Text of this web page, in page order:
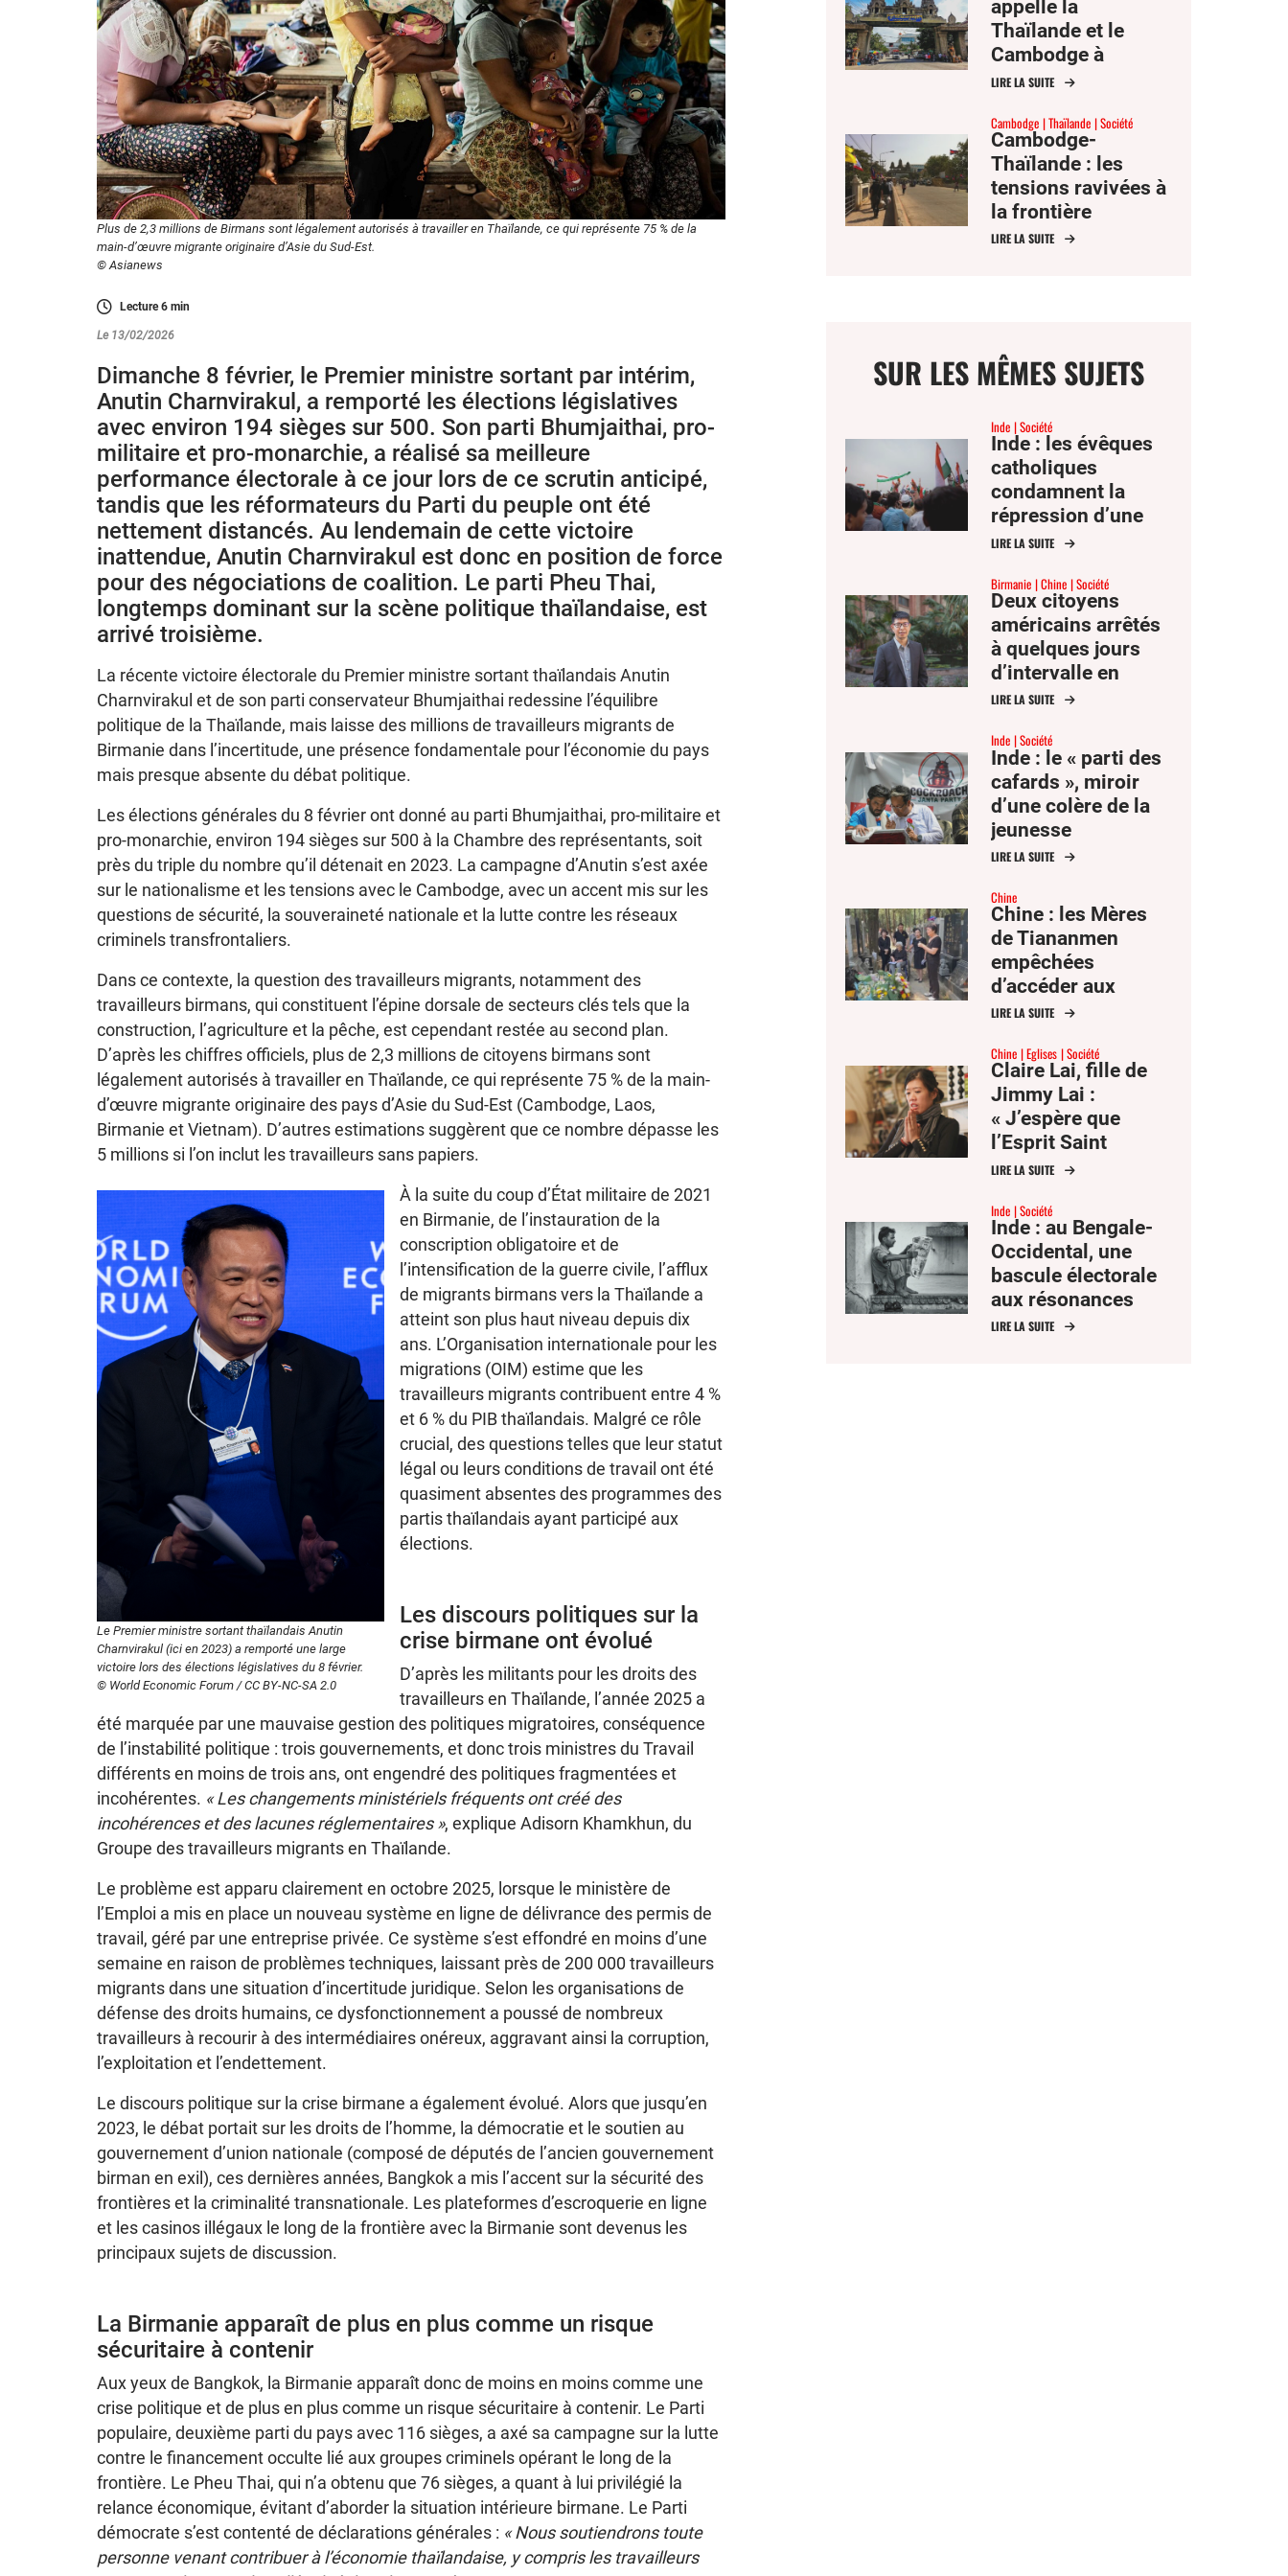
Plus de 2,3 millions de Birmans sont légalement autorisés à travailler en Thaïlande, ce qui représente 75 % de la
main-d’œuvre migrante originaire d’Asie du Sud-Est.
© Asianews
Lecture6min
Le 13/02/2026
Dimanche 8 février, le Premier ministre sortant par intérim,
Anutin Charnvirakul, a remporté les élections législatives
avec environ 194 sièges sur 500. Son parti Bhumjaithai, pro-
militaire et pro-monarchie, a réalisé sa meilleure
performance électorale à ce jour lors de ce scrutin anticipé,
tandis que les réformateurs du Parti du peuple ont été
nettement distancés. Au lendemain de cette victoire
inattendue, Anutin Charnvirakul est donc en position de force
pour des négociations de coalition. Le parti Pheu Thai,
longtemps dominant sur la scène politique thaïlandaise, est
arrivé troisième.
La récente victoire électorale du Premier ministre sortant thaïlandais Anutin
Charnvirakul et de son parti conservateur Bhumjaithai redessine l’équilibre
politique de la Thaïlande, mais laisse des millions de travailleurs migrants de
Birmanie dans l’incertitude, une présence fondamentale pour l’économie du pays
mais presque absente du débat politique.
Les élections générales du 8 février ont donné au parti Bhumjaithai, pro-militaire et
pro-monarchie, environ 194 sièges sur 500 à la Chambre des représentants, soit
près du triple du nombre qu’il détenait en 2023. La campagne d’Anutin s’est axée
sur le nationalisme et les tensions avec le Cambodge, avec un accent mis sur les
questions de sécurité, la souveraineté nationale et la lutte contre les réseaux
criminels transfrontaliers.
Dans ce contexte, la question des travailleurs migrants, notamment des
travailleurs birmans, qui constituent l’épine dorsale de secteurs clés tels que la
construction, l’agriculture et la pêche, est cependant restée au second plan.
D’après les chiffres officiels, plus de 2,3 millions de citoyens birmans sont
légalement autorisés à travailler en Thaïlande, ce qui représente 75 % de la main-
d’œuvre migrante originaire des pays d’Asie du Sud-Est (Cambodge, Laos,
Birmanie et Vietnam). D’autres estimations suggèrent que ce nombre dépasse les
5 millions si l’on inclut les travailleurs sans papiers.
Le Premier ministre sortant thaïlandais Anutin
Charnvirakul (ici en 2023) a remporté une large
victoire lors des élections législatives du 8 février.
© World Economic Forum / CC BY-NC-SA 2.0
À la suite du coup d’État militaire de 2021
en Birmanie, de l’instauration de la
conscription obligatoire et de
l’intensification de la guerre civile, l’afflux
de migrants birmans vers la Thaïlande a
atteint son plus haut niveau depuis dix
ans. L’Organisation internationale pour les
migrations (OIM) estime que les
travailleurs migrants contribuent entre 4 %
et 6 % du PIB thaïlandais. Malgré ce rôle
crucial, des questions telles que leur statut
légal ou leurs conditions de travail ont été
quasiment absentes des programmes des
partis thaïlandais ayant participé aux
élections.
Les discours politiques sur la
crise birmane ont évolué
D’après les militants pour les droits des
travailleurs en Thaïlande, l’année 2025 a
été marquée par une mauvaise gestion des politiques migratoires, conséquence
de l’instabilité politique : trois gouvernements, et donc trois ministres du Travail
différents en moins de trois ans, ont engendré des politiques fragmentées et
incohérentes. « Les changements ministériels fréquents ont créé des
incohérences et des lacunes réglementaires », explique Adisorn Khamkhun, du
Groupe des travailleurs migrants en Thaïlande.
Le problème est apparu clairement en octobre 2025, lorsque le ministère de
l’Emploi a mis en place un nouveau système en ligne de délivrance des permis de
travail, géré par une entreprise privée. Ce système s’est effondré en moins d’une
semaine en raison de problèmes techniques, laissant près de 200 000 travailleurs
migrants dans une situation d’incertitude juridique. Selon les organisations de
défense des droits humains, ce dysfonctionnement a poussé de nombreux
travailleurs à recourir à des intermédiaires onéreux, aggravant ainsi la corruption,
l’exploitation et l’endettement.
Le discours politique sur la crise birmane a également évolué. Alors que jusqu’en
2023, le débat portait sur les droits de l’homme, la démocratie et le soutien au
gouvernement d’union nationale (composé de députés de l’ancien gouvernement
birman en exil), ces dernières années, Bangkok a mis l’accent sur la sécurité des
frontières et la criminalité transnationale. Les plateformes d’escroquerie en ligne
et les casinos illégaux le long de la frontière avec la Birmanie sont devenus les
principaux sujets de discussion.
La Birmanie apparaît de plus en plus comme un risque
sécuritaire à contenir
Aux yeux de Bangkok, la Birmanie apparaît donc de moins en moins comme une
crise politique et de plus en plus comme un risque sécuritaire à contenir. Le Parti
populaire, deuxième parti du pays avec 116 sièges, a axé sa campagne sur la lutte
contre le financement occulte lié aux groupes criminels opérant le long de la
frontière. Le Pheu Thai, qui n’a obtenu que 76 sièges, a quant à lui privilégié la
relance économique, évitant d’aborder la situation intérieure birmane. Le Parti
démocrate s’est contenté de déclarations générales : « Nous soutiendrons toute
personne venant contribuer à l’économie thaïlandaise, y compris les travailleurs
appelle la
Thaïlande et le
Cambodge à
« cesser le feu
reprendre le
dialogue »
LIRE LA SUITE
Cambodge Thaïlande Société
Cambodge-
Thaïlande : les
tensions ravivées à
la frontière
menacent une trêve
LIRE LA SUITE
SUR LES MÊMES SUJETS
Inde Société
Inde : les évêques
catholiques
condamnent la
répression d’une
manifestation
LIRE LA SUITE
Birmanie Chine Société
Deux citoyens
américains arrêtés
à quelques jours
d’intervalle en
Birmanie et en
LIRE LA SUITE
Inde Société
Inde : le « parti des
cafards », miroir
d’une colère de la
jeunesse
LIRE LA SUITE
Chine
Chine : les Mères
de Tiananmen
empêchées
d’accéder aux
tombes des
1989
LIRE LA SUITE
Chine Eglises Société
Claire Lai, fille de
Jimmy Lai :
« J’espère que
l’Esprit Saint
pourra toucher le
Xi »
LIRE LA SUITE
Inde Société
Inde : au Bengale-
Occidental, une
bascule électorale
aux résonances
nationales
LIRE LA SUITE